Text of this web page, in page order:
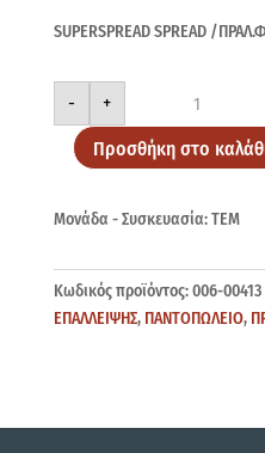
SUPERSPREAD SPREAD /
-
SUPERSPREAD
350gr
ποσότητα
+
Προσθήκη στο
Μονάδα - Συσκευασία: ΤΕΜ
Κωδικός προϊόντος:006-00413
ΕΠΑΛΛΕΙΨΗΣ, ΠΑΝΤΟΠΩΛΕΙΟ,